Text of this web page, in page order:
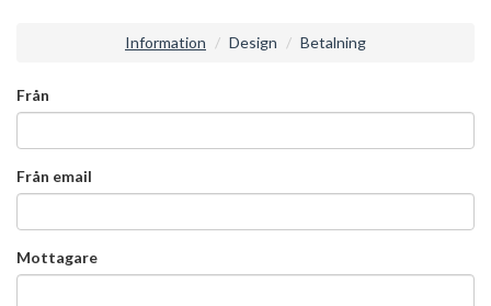
Information Design Betalning
Från
Från email
Mottagare